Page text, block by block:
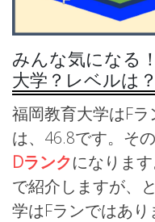
みんな気になる
大学？レベルは
福岡教育大学はF
は、46.8です。そ
Dランクになりま
で紹介しますが、
学はFランではあ